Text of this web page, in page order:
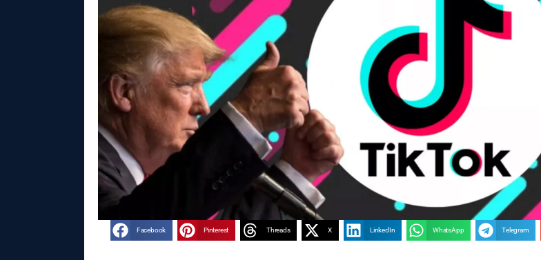
Facebook Pinterest Threads X LinkedIn WhatsApp Telegram